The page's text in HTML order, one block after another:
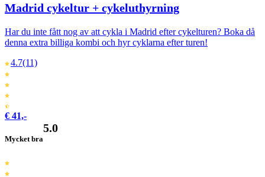
Madrid cykeltur + cykeluthyrning
Har du inte fått nog av att cykla i Madrid efter cykelturen? Boka då
denna extra billiga kombi och hyr cyklarna efter turen!
4.7(11)
€ 41,-
Mycket bra
5.0